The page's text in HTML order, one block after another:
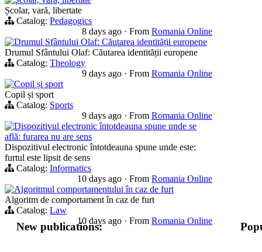
Școlar, vară, libertate
Catalog: Pedagogics
8 days ago · From Romania Online
Drumul Sfântului Olaf: Căutarea identității europene
Drumul Sfântului Olaf: Căutarea identității europene
Catalog: Theology
9 days ago · From Romania Online
Copil și sport
Copil și sport
Catalog: Sports
9 days ago · From Romania Online
Dispozitivul electronic întotdeauna spune unde se
află: furarea nu are sens
Dispozitivul electronic întotdeauna spune unde este:
furtul este lipsit de sens
Catalog: Informatics
10 days ago · From Romania Online
Algoritmul comportamentului în caz de furt
Algoritm de comportament în caz de furt
Catalog: Law
10 days ago · From Romania Online
New publications: